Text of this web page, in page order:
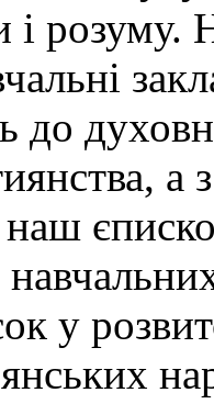
і розуму.
до
наш
у